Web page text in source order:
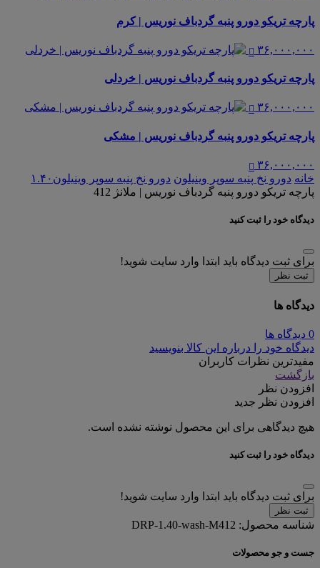
پارچه تریکو دورو پنبه گردباف نوریس | کرم
۳۶,۰۰۰,۰۰۰
پارچه تریکو دورو پنبه گردباف نوریس | خردلی
۳۶,۰۰۰,۰۰۰
پارچه تریکو دورو پنبه گردباف نوریس | مشکی
۳۶,۰۰۰,۰۰۰
خانه دورو نخ پنبه سوپر وینیلون دورو نخ پنبه سوپر وینیلون۱.۴۰
پارچه تریکو دورو پنبه گردباف نوریس | ملانژ 412
دیدگاه خود را ثبت کنید
برای ثبت دیدگاه باید ابتدا وارد سایت شوید!
ثبت نظر
دیدگاه ها
0 دیدگاه ها
دیدگاه خود را درباره این کالا بنویسید
مفیدترین نظرات کاربران
بازگشت
افزودن نظر
افزودن نظر جدید
هیچ دیدگاهی برای این محصول نوشته نشده است.
دیدگاه خود را ثبت کنید
برای ثبت دیدگاه باید ابتدا وارد سایت شوید!
ثبت نظر
شناسه محصول: DRP-1.40-wash-M412
جست و جو محصولات